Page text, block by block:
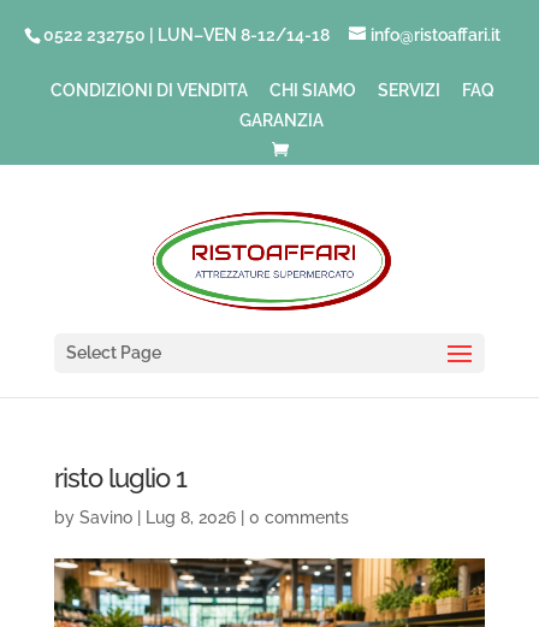
0522 232750 | LUN–VEN 8-12/14-18 info@ristoaffari.it
CONDIZIONI DI VENDITA CHI SIAMO SERVIZI
FAQ
GARANZIA
Select Page
risto luglio 1
by Savino| Lug 8, 2026| 0 comments